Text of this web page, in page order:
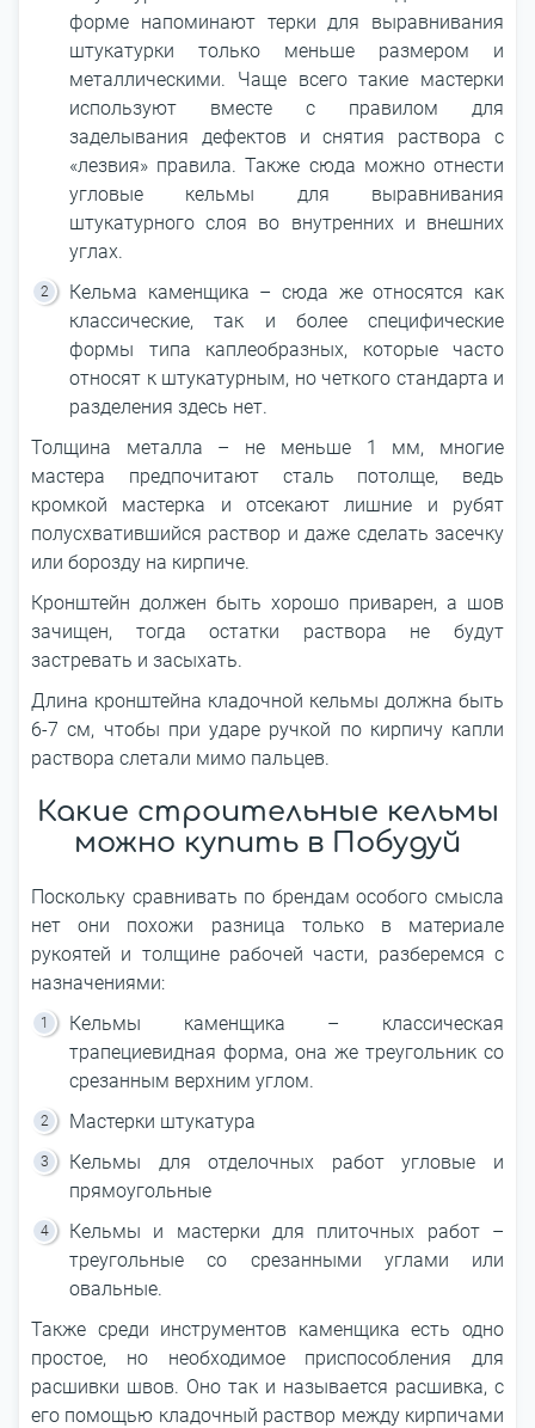
форме напоминают терки для выравнивания
штукатурки только меньше размером и
металлическими. Чаще всего такие мастерки
используют вместе с правилом для
заделывания дефектов и снятия раствора с
«лезвия» правила. Также сюда можно отнести
угловые кельмы для выравнивания
штукатурного слоя во внутренних и внешних
углах.
Кельма каменщика – сюда же относятся как
классические, так и более специфические
формы типа каплеобразных, которые часто
относят к штукатурным, но четкого стандарта и
разделения здесь нет.
Толщина металла – не меньше 1 мм, многие
мастера предпочитают сталь потолще, ведь
кромкой мастерка и отсекают лишние и рубят
полусхватившийся раствор и даже сделать засечку
или борозду на кирпиче.
Кронштейн должен быть хорошо приварен, а шов
зачищен, тогда остатки раствора не будут
застревать и засыхать.
Длина кронштейна кладочной кельмы должна быть
6-7 см, чтобы при ударе ручкой по кирпичу капли
раствора слетали мимо пальцев.
Какие строительные кельмы
можно купить в Побудуй
Поскольку сравнивать по брендам особого смысла
нет они похожи разница только в материале
рукоятей и толщине рабочей части, разберемся с
назначениями:
Кельмы каменщика – классическая
трапециевидная форма, она же треугольник со
срезанным верхним углом.
Мастерки штукатура
Кельмы для отделочных работ угловые и
прямоугольные
Кельмы и мастерки для плиточных работ –
треугольные со срезанными углами или
овальные.
Также среди инструментов каменщика есть одно
простое, но необходимое приспособления для
расшивки швов. Оно так и называется расшивка, с
его помощью кладочный раствор между кирпичами